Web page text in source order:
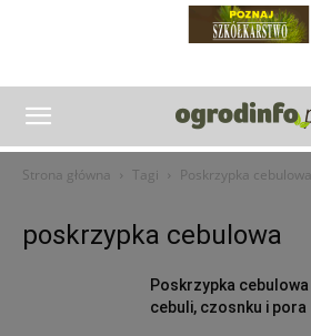
Strona główna Tagi Poskrzypka cebulowa
poskrzypka cebulowa
Poskrzypka
cebuli, czosnku i pora